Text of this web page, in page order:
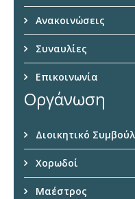
Ανακοινώσεις
Συναυλίες
Επικοινωνία
Οργάνωση
Διοικητικό
Χορωδοί
Μαέστρος